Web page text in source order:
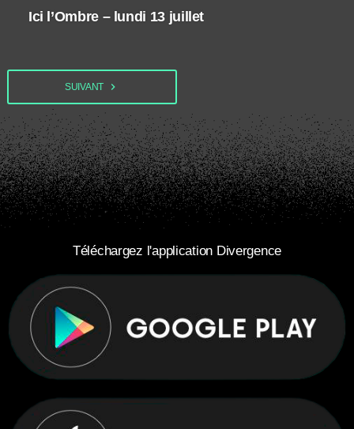
Ici l’Ombre – lundi 13 juillet
SUIVANT navigate_next
Téléchargez l'application Divergence